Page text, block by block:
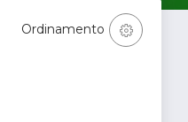
Ordinamento